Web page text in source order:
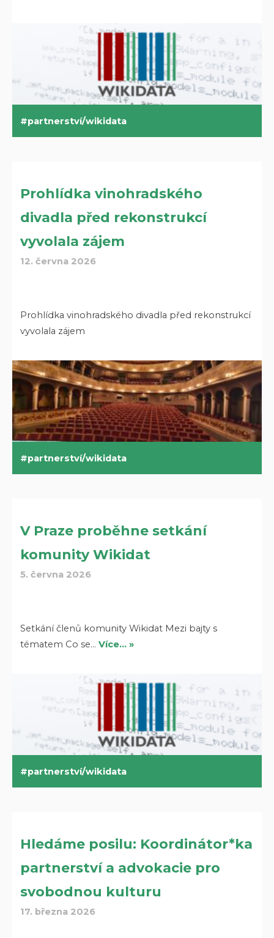
partnerství/wikidata
Prohlídka vinohradského
divadla před rekonstrukcí
vyvolala zájem
12. června 2026
Prohlídka vinohradského divadla před rekonstrukcí
vyvolala zájem
partnerství/wikidata
V Praze proběhne setkání
komunity Wikidat
5. června 2026
Setkání členů komunity Wikidat Mezi bajty s
tématem Co se…Více… »
partnerství/wikidata
Hledáme posilu: Koordinátor*ka
partnerství a advokacie pro
svobodnou kulturu
17. března 2026